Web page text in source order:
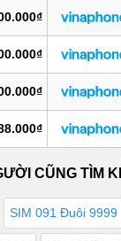
CŨNG TÌM
SIM 091 Đuôi 9999